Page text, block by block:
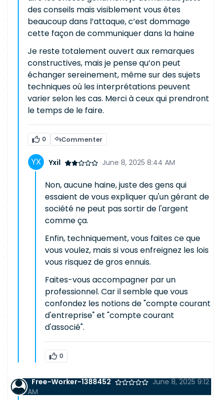
des conseils mais visiblement vous êtes
beaucoup dans l’attaque, c’est dommage
cette façon de communiquer dans la haine
Je reste totalement ouvert aux remarques
constructives, mais je pense qu’on peut
échanger sereinement, même sur des sujets
techniques où les interprétations peuvent
varier selon les cas. Merci à ceux qui prendront
le temps de le faire.
0 Commenter
Yxil June 8, 2025 8:44 AM
Non, aucune haine, juste des gens qui
essaient de vous expliquer qu'un gérant de
société ne peut pas sortir de l'argent
comme ça.
Enfin, techniquement, vous faites ce que
vous voulez, mais si vous enfreignez les lois
vous risquez de gros ennuis.
Faites-vous accompagner par un
professionnel. Car il semble que vous
confondez les notions de "compte courant
d'entreprise" et "compte courant
d'associé".
0
Free-Worker-1388452
June 8, 2025 9:12
AM